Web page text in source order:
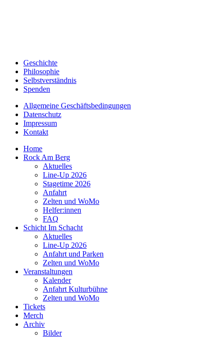
Geschichte
Philosophie
Selbstverständnis
Spenden
Allgemeine Geschäftsbedingungen
Datenschutz
Impressum
Kontakt
Home
Rock Am Berg
Aktuelles
Line-Up 2026
Stagetime 2026
Anfahrt
Zelten und WoMo
Helfer:innen
FAQ
Schicht Im Schacht
Aktuelles
Line-Up 2026
Anfahrt und Parken
Zelten und WoMo
Veranstaltungen
Kalender
Anfahrt Kulturbühne
Zelten und WoMo
Tickets
Merch
Archiv
Bilder